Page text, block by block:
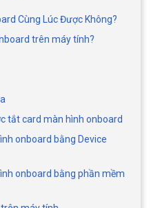
Cùng Lúc Được Không?
trên máy tính?
tắt card màn hình onboard
onboard bằng Device
onboard bằng phần mềm